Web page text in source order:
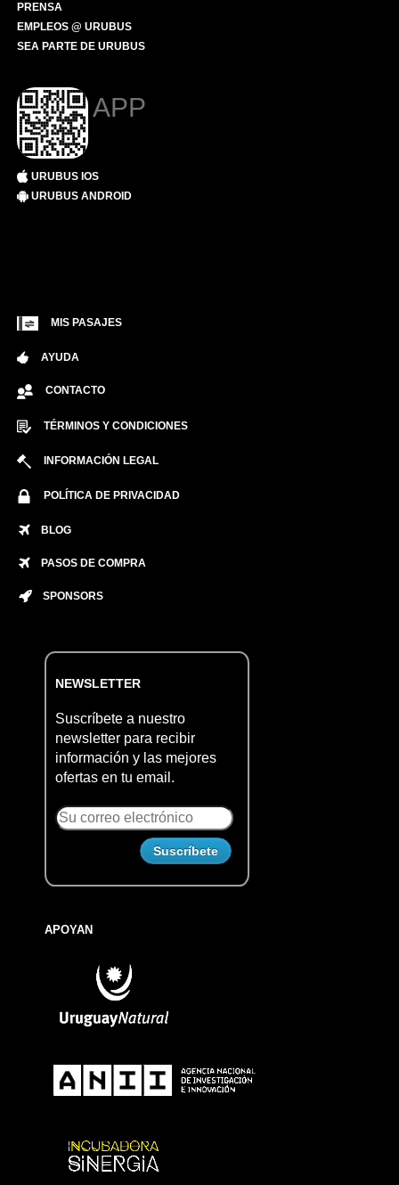
PRENSA
EMPLEOS @ URUBUS
SEA PARTE DE URUBUS
APP
URUBUS IOS
URUBUS ANDROID
MIS PASAJES
AYUDA
CONTACTO
TÉRMINOS Y CONDICIONES
INFORMACIÓN LEGAL
POLÍTICA DE PRIVACIDAD
BLOG
PASOS DE COMPRA
SPONSORS
NEWSLETTER
Suscríbete a nuestro
newsletter para recibir
información y las mejores
ofertas en tu email.
APOYAN